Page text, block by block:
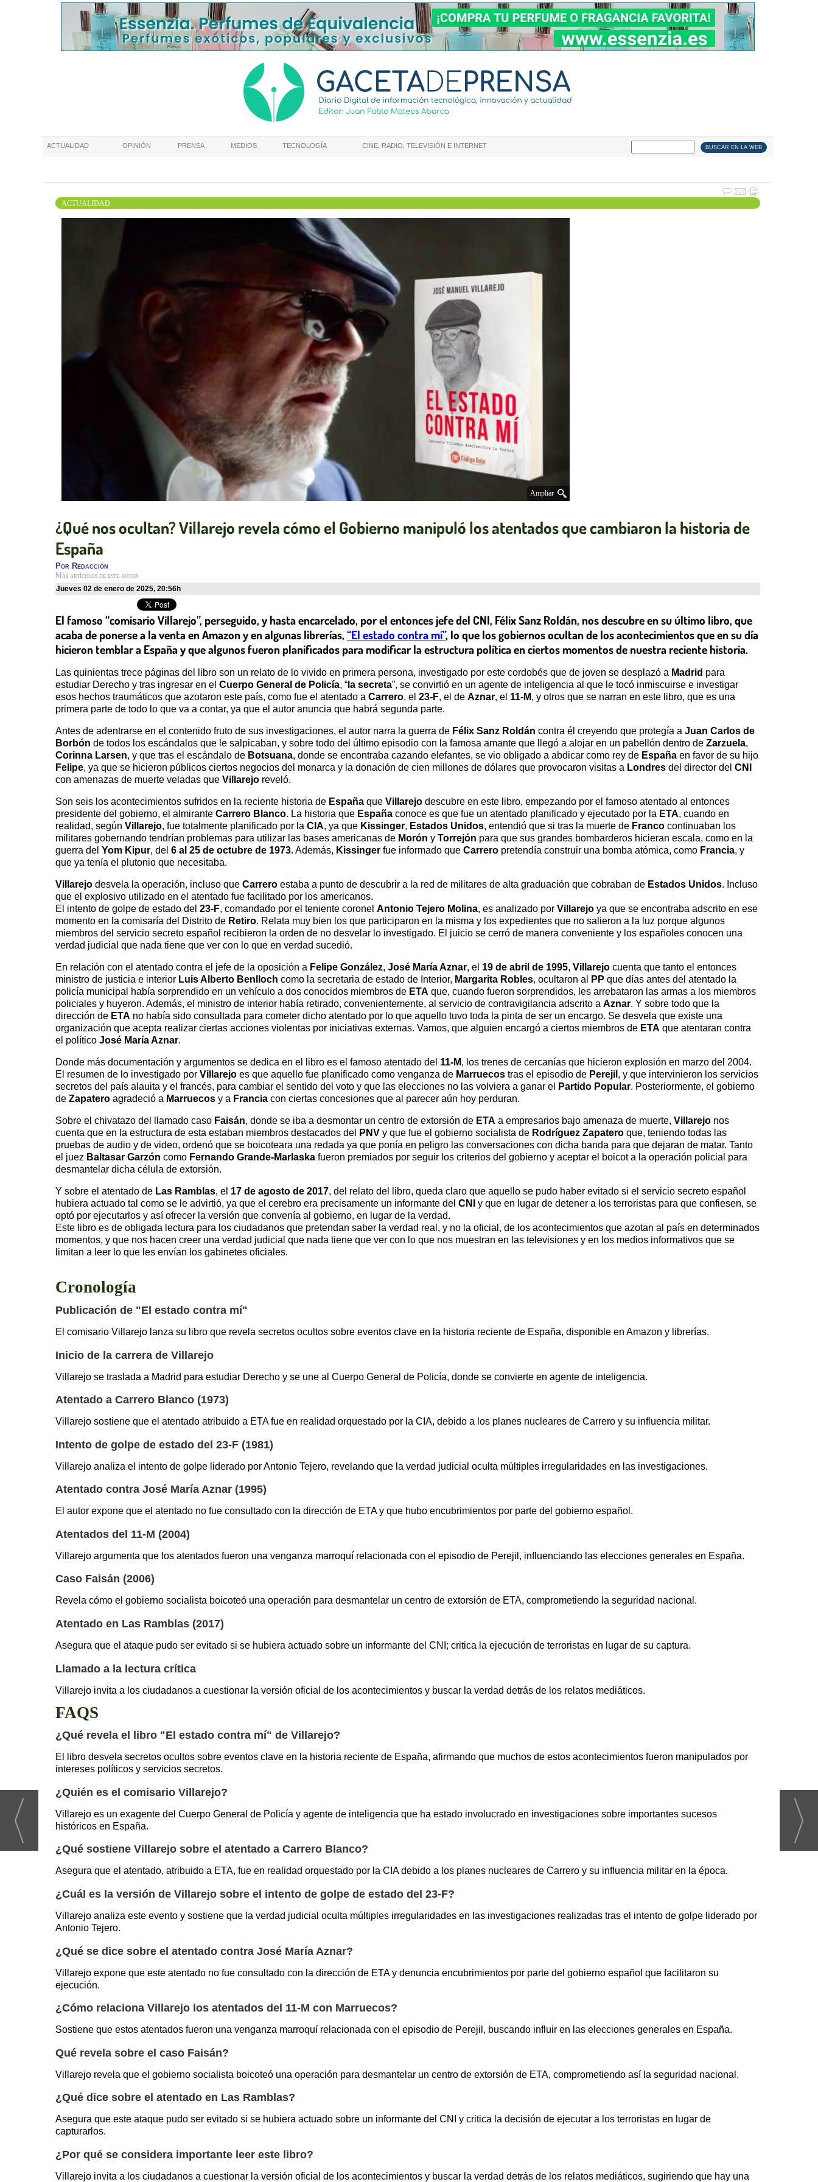
ACTUALIDAD OPINIÓN PRENSA MEDIOS TECNOLOGÍA CINE, RADIO, TELEVISIÓN E INTERNET
ACTUALIDAD
Ampliar
¿Qué nos ocultan? Villarejo revela cómo el Gobierno manipuló los atentados que cambiaron la historia de
España
Por Redacción
Más artículos de este autor
jueves 02 de enero de 2025, 20:56h
El famoso “comisario Villarejo”, perseguido, y hasta encarcelado, por el entonces jefe del CNI, Félix Sanz Roldán, nos descubre en su último libro, que
acaba de ponerse a la venta en Amazon y en algunas librerías, “El estado contra mí”, lo que los gobiernos ocultan de los acontecimientos que en su día
hicieron temblar a España y que algunos fueron planificados para modificar la estructura política en ciertos momentos de nuestra reciente historia.
Las quinientas trece páginas del libro son un relato de lo vivido en primera persona, investigado por este cordobés que de joven se desplazó a Madrid para
estudiar Derecho y tras ingresar en el Cuerpo General de Policía, “ la secreta”, se convirtió en un agente de inteligencia al que le tocó inmiscuirse e investigar
esos hechos traumáticos que azotaron este país, como fue el atentado a Carrero, el 23-F, el de Aznar, el 11-M, y otros que se narran en este libro, que es una
primera parte de todo lo que va a contar, ya que el autor anuncia que habrá segunda parte.
Antes de adentrarse en el contenido fruto de sus investigaciones, el autor narra la guerra de Félix Sanz Roldán contra él creyendo que protegía a Juan Carlos de
Borbón de todos los escándalos que le salpicaban, y sobre todo del último episodio con la famosa amante que llegó a alojar en un pabellón dentro de Zarzuela,
Corinna Larsen, y que tras el escándalo de Botsuana, donde se encontraba cazando elefantes, se vio obligado a abdicar como rey de España en favor de su hijo
Felipe, ya que se hicieron públicos ciertos negocios del monarca y la donación de cien millones de dólares que provocaron visitas a Londres del director del CNI
con amenazas de muerte veladas que Villarejo reveló.
Son seis los acontecimientos sufridos en la reciente historia de España que Villarejo descubre en este libro, empezando por el famoso atentado al entonces
presidente del gobierno, el almirante Carrero Blanco. La historia que España conoce es que fue un atentado planificado y ejecutado por la ETA, cuando en
realidad, según Villarejo, fue totalmente planificado por la CIA, ya que Kissinger, Estados Unidos, entendió que si tras la muerte de Franco continuaban los
militares gobernando tendrían problemas para utilizar las bases americanas de Morón y Torrejón para que sus grandes bombarderos hicieran escala, como en la
guerra del Yom Kipur, del 6 al 25 de octubre de 1973. Además, Kissinger fue informado que Carrero pretendía construir una bomba atómica, como Francia, y
que ya tenía el plutonio que necesitaba.
Villarejo desvela la operación, incluso que Carrero estaba a punto de descubrir a la red de militares de alta graduación que cobraban de Estados Unidos. Incluso
que el explosivo utilizado en el atentado fue facilitado por los americanos.
El intento de golpe de estado del 23-F, comandado por el teniente coronel Antonio Tejero Molina, es analizado por Villarejo ya que se encontraba adscrito en ese
momento en la comisaría del Distrito de Retiro. Relata muy bien los que participaron en la misma y los expedientes que no salieron a la luz porque algunos
miembros del servicio secreto español recibieron la orden de no desvelar lo investigado. El juicio se cerró de manera conveniente y los españoles conocen una
verdad judicial que nada tiene que ver con lo que en verdad sucedió.
En relación con el atentado contra el jefe de la oposición a Felipe González, José María Aznar, el 19 de abril de 1995, Villarejo cuenta que tanto el entonces
ministro de justicia e interior Luis Alberto Benlloch como la secretaria de estado de Interior, Margarita Robles, ocultaron al PP que días antes del atentado la
policía municipal había sorprendido en un vehículo a dos conocidos miembros de ETA que, cuando fueron sorprendidos, les arrebataron las armas a los miembros
policiales y huyeron. Además, el ministro de interior había retirado, convenientemente, al servicio de contravigilancia adscrito a Aznar. Y sobre todo que la
dirección de ETA no había sido consultada para cometer dicho atentado por lo que aquello tuvo toda la pinta de ser un encargo. Se desvela que existe una
organización que acepta realizar ciertas acciones violentas por iniciativas externas. Vamos, que alguien encargó a ciertos miembros de ETA que atentaran contra
el político José María Aznar.
Donde más documentación y argumentos se dedica en el libro es el famoso atentado del 11-M, los trenes de cercanías que hicieron explosión en marzo del 2004.
El resumen de lo investigado por Villarejo es que aquello fue planificado como venganza de Marruecos tras el episodio de Perejil , y que intervinieron los servicios
secretos del país alauita y el francés, para cambiar el sentido del voto y que las elecciones no las volviera a ganar el
Partido Popular. Posteriormente, el gobierno
de Zapatero agradeció a Marruecos y a Francia con ciertas concesiones que al parecer aún hoy perduran.
Sobre el chivatazo del llamado caso Faisán, donde se iba a desmontar un centro de extorsión de ETA a empresarios bajo amenaza de muerte, Villarejo nos
cuenta que en la estructura de esta estaban miembros destacados del
PNV y que fue el gobierno socialista de Rodríguez Zapatero que, teniendo todas las
pruebas de audio y de video, ordenó que se boicoteara una redada ya que ponía en peligro las conversaciones con dicha banda para que dejaran de matar. Tanto
el juez Baltasar Garzón como Fernando Grande-Marlaska fueron premiados por seguir los criterios del gobierno y aceptar el boicot a la operación policial para
desmantelar dicha célula de extorsión.
Y sobre el atentado de Las Ramblas, el 17 de agosto de 2017, del relato del libro, queda claro que aquello se pudo haber evitado si el servicio secreto español
hubiera actuado tal como se le advirtió, ya que el cerebro era precisamente un informante del CNI
y que en lugar de detener a los terroristas para que confiesen, se
optó por ejecutarlos y así ofrecer la versión que convenía al gobierno, en lugar de la verdad.
Este libro es de obligada lectura para los ciudadanos que pretendan saber la verdad real, y no la oficial, de los acontecimientos que azotan al país en determinados
momentos, y que nos hacen creer una verdad judicial que nada tiene que ver con lo que nos muestran en las televisiones y en los medios informativos que se
limitan a leer lo que les envían los gabinetes oficiales.
Cronología
Publicación de "El estado contra mí"
El comisario Villarejo lanza su libro que revela secretos ocultos sobre eventos clave en la historia reciente de España, disponible en Amazon y librerías.
Inicio de la carrera de Villarejo
Villarejo se traslada a Madrid para estudiar Derecho y se une al Cuerpo General de Policía, donde se convierte en agente de inteligencia.
Atentado a Carrero Blanco (1973)
Villarejo sostiene que el atentado atribuido a ETA fue en realidad orquestado por la CIA, debido a los planes nucleares de Carrero y su influencia militar.
Intento de golpe de estado del 23-F (1981)
Villarejo analiza el intento de golpe liderado por Antonio Tejero, revelando que la verdad judicial oculta múltiples irregularidades en las investigaciones.
Atentado contra José María Aznar (1995)
El autor expone que el atentado no fue consultado con la dirección de ETA y que hubo encubrimientos por parte del gobierno español.
Atentados del 11-M (2004)
Villarejo argumenta que los atentados fueron una venganza marroquí relacionada con el episodio de Perejil, influenciando las elecciones generales en España.
Caso Faisán (2006)
Revela cómo el gobierno socialista boicoteó una operación para desmantelar un centro de extorsión de ETA, comprometiendo la seguridad nacional.
Atentado en Las Ramblas (2017)
Asegura que el ataque pudo ser evitado si se hubiera actuado sobre un informante del CNI; critica la ejecución de terroristas en lugar de su captura.
Llamado a la lectura crítica
Villarejo invita a los ciudadanos a cuestionar la versión oficial de los acontecimientos y buscar la verdad detrás de los relatos mediáticos.
FAQS
¿Qué revela el libro "El estado contra mí" de Villarejo?
El libro desvela secretos ocultos sobre eventos clave en la historia reciente de España, afirmando que muchos de estos acontecimientos fueron manipulados por
intereses políticos y servicios secretos.
¿Quién es el comisario Villarejo?
Villarejo es un exagente del Cuerpo General de Policía y agente de inteligencia que ha estado involucrado en investigaciones sobre importantes sucesos
históricos en España.
¿Qué sostiene Villarejo sobre el atentado a Carrero Blanco?
Asegura que el atentado, atribuido a ETA, fue en realidad orquestado por la CIA debido a los planes nucleares de Carrero y su influencia militar en la época.
¿Cuál es la versión de Villarejo sobre el intento de golpe de estado del 23-F?
Villarejo analiza este evento y sostiene que la verdad judicial oculta múltiples irregularidades en las investigaciones realizadas tras el intento de golpe liderado por
Antonio Tejero.
¿Qué se dice sobre el atentado contra José María Aznar?
Villarejo expone que este atentado no fue consultado con la dirección de ETA y denuncia encubrimientos por parte del gobierno español que facilitaron su
ejecución.
¿Cómo relaciona Villarejo los atentados del 11-M con Marruecos?
Sostiene que estos atentados fueron una venganza marroquí relacionada con el episodio de Perejil, buscando influir en las elecciones generales en España.
Qué revela sobre el caso Faisán?
Villarejo revela que el gobierno socialista boicoteó una operación para desmantelar un centro de extorsión de ETA, comprometiendo así la seguridad nacional.
¿Qué dice sobre el atentado en Las Ramblas?
Asegura que este ataque pudo ser evitado si se hubiera actuado sobre un informante del CNI y critica la decisión de ejecutar a los terroristas en lugar de
capturarlos.
¿Por qué se considera importante leer este libro?
Villarejo invita a los ciudadanos a cuestionar la versión oficial de los acontecimientos y buscar la verdad detrás de los relatos mediáticos, sugiriendo que hay una